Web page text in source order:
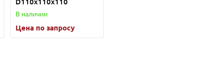
D110х110х110
В наличии
Цена по запросу